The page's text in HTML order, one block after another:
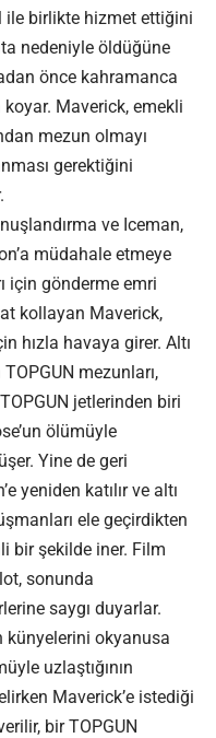
ile birlikte hizmet ettiğini
nedeniyle öldüğüne
önce kahramanca
Maverick, emekli
mezun olmayı
gerektiğini
ve Iceman,
müdahale etmeye
için gönderme emri
kollayan Maverick,
hızla havaya girer. Altı
mezunları,
jetlerinden biri
ölümüyle
Yine de geri
yeniden katılır ve altı
ele geçirdikten
bir şekilde iner. Film
sonunda
saygı duyarlar.
künyelerini okyanusa
uzlaştığının
Maverick’e istediği
bir TOPGUN